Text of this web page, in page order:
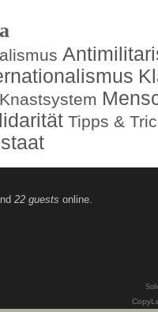
Knastsystem
Tipps &
22 guests online.